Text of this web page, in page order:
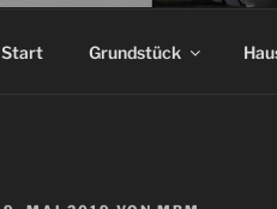
Start Grundstück